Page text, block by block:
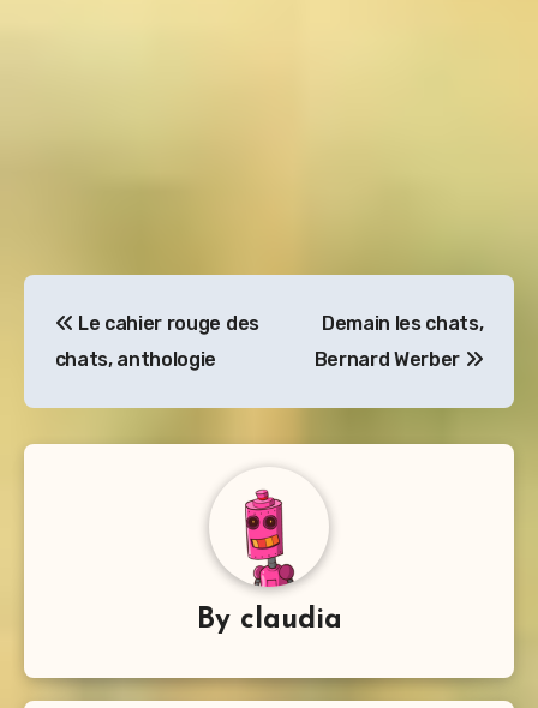
de
l’article
Le cahier rouge des
chats, anthologie
Demain les chats,
Bernard Werber
By claudia